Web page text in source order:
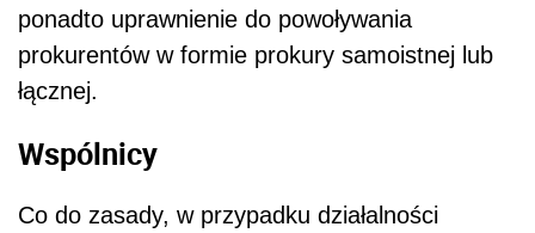
ponadto uprawnienie do powoływania
prokurentów w formie prokury samoistnej lub
łącznej.
Wspólnicy
Co do zasady, w przypadku działalności